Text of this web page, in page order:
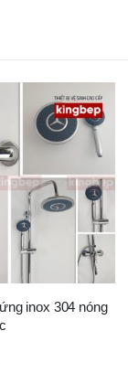
inox 304 nóng